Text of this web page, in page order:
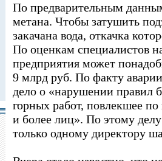
По предварительным
метана. Чтобы затушить
закачана вода, откачка
По оценкам специалистов
предприятия может
9 млрд руб. По факту
дело о «нарушении правил
горных работ, повлекшее
и более лиц». По этому
только одному директору